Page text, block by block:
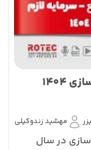
مهشید زندوکیلی
سازی در سال